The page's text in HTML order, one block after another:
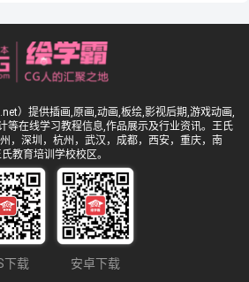
）提供插画,原画,动画,板绘,影视后期,游戏动画,
等在线学习教程信息,作品展示及行业资讯。王氏
，深圳，杭州，武汉，成都，西安，重庆，南
教育培训学校校区。
下载 安卓下载